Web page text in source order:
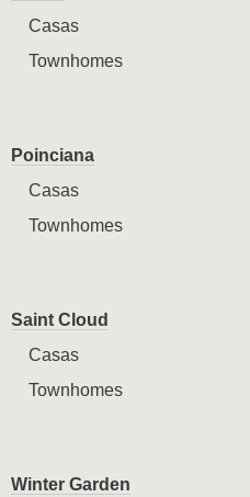
Casas
Townhomes
Poinciana
Casas
Townhomes
Saint Cloud
Casas
Townhomes
Winter Garden